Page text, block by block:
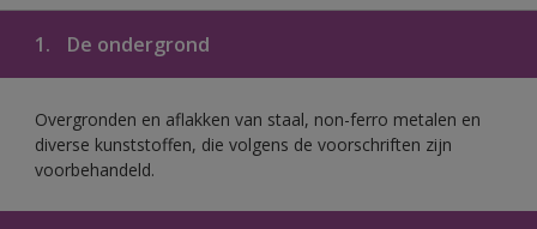
1. De ondergrond
Overgronden en aflakken van staal, non-ferro metalen en
diverse kunststoffen, die volgens de voorschriften zijn
voorbehandeld.